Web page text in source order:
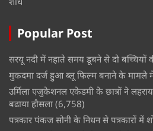
Popular Post
सरयू नदी में नहाते समय डूबने से दो बच्चियों
मुकदमा दर्ज हुआ ब्लू फिल्म बनाने के मामले
उर्मिला एजुकेशनल एकेडमी के छात्रों ने
बढाया हौसला (6,758)
पत्रकार पंकज सोनी के निधन से पत्रकारों में